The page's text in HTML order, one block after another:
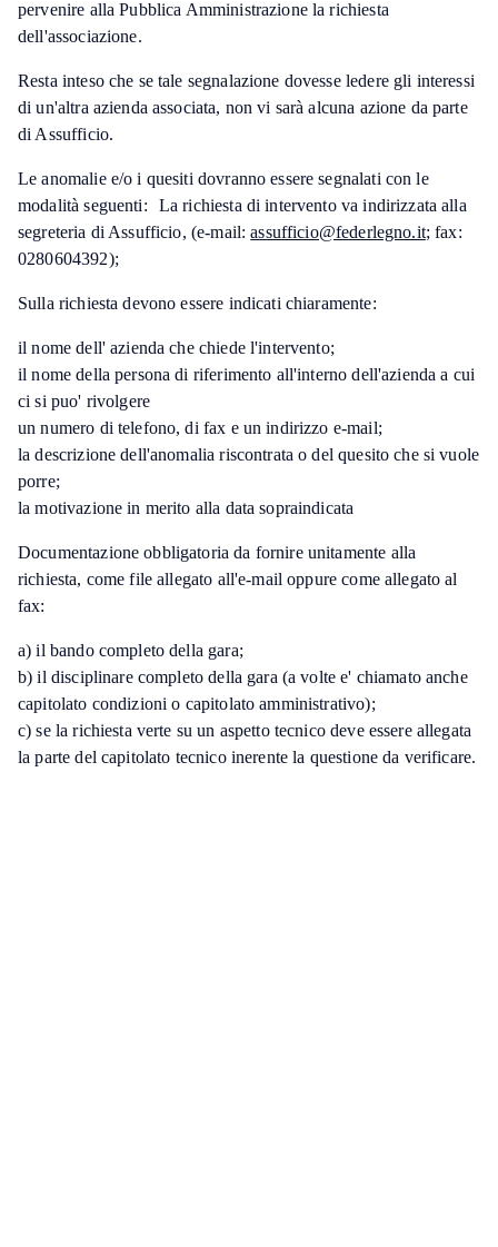
pervenire alla Pubblica Amministrazione la richiesta
dell'associazione.
Resta inteso che se tale segnalazione dovesse ledere gli interessi
di un'altra azienda associata, non vi sarà alcuna azione da parte
di Assufficio.
Le anomalie e/o i quesiti dovranno essere segnalati con le
modalità seguenti: La richiesta di intervento va indirizzata alla
segreteria di Assufficio, (e-mail:assufficio@federlegno.it; fax:
0280604392);
Sulla richiesta devono essere indicati chiaramente:
il nome dell' azienda che chiede l'intervento;
il nome della persona di riferimento all'interno dell'azienda a cui
ci si puo' rivolgere
un numero di telefono, di fax e un indirizzo e-mail;
la descrizione dell'anomalia riscontrata o del quesito che si vuole
porre;
la motivazione in merito alla data sopraindicata
Documentazione obbligatoria da fornire unitamente alla
richiesta, come file allegato all'e-mail oppure come allegato al
fax:
a) il bando completo della gara;
b) il disciplinare completo della gara (a volte e' chiamato anche
capitolato condizioni o capitolato amministrativo);
c) se la richiesta verte su un aspetto tecnico deve essere allegata
la parte del capitolato tecnico inerente la questione da verificare.